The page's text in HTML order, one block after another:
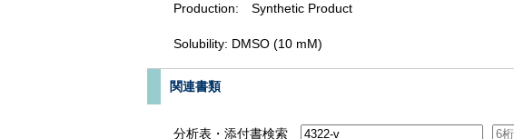
Production:
Synthetic Product
Solubility: DMSO (10 mM)
関連書類
分析表・添付書検索